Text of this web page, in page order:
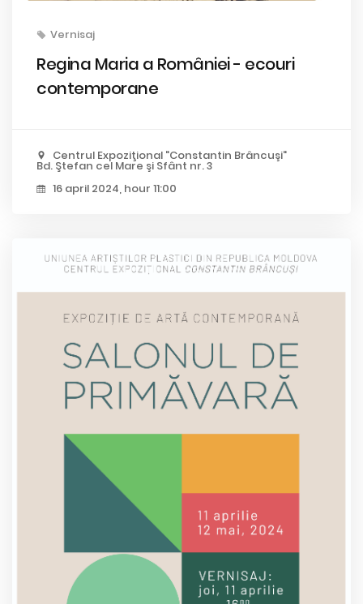
Vernisaj
Regina Maria a României - ecouri
contemporane
Centrul Expoziţional "Constantin Brâncuşi"
Bd. Ştefan cel Mare şi Sfânt nr. 3
16 april 2024, hour 11:00